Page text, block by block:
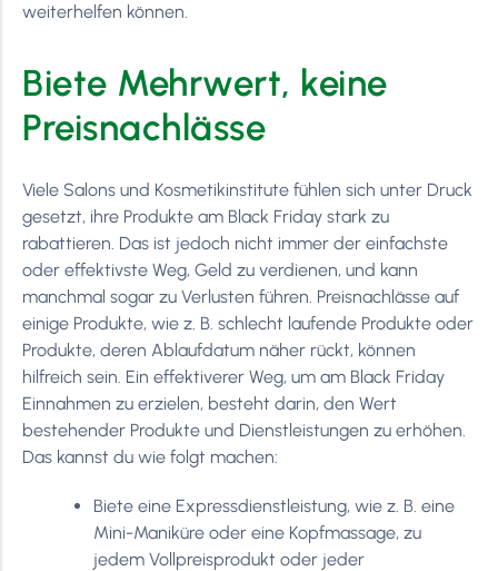
weiterhelfen können.
Biete Mehrwert, keine
Preisnachlässe
Viele Salons und Kosmetikinstitute fühlen sich unter Druck
gesetzt, ihre Produkte am Black Friday stark zu
rabattieren. Das ist jedoch nicht immer der einfachste
oder effektivste Weg, Geld zu verdienen, und kann
manchmal sogar zu Verlusten führen. Preisnachlässe auf
einige Produkte, wie z. B. schlecht laufende Produkte oder
Produkte, deren Ablaufdatum näher rückt, können
hilfreich sein. Ein effektiverer Weg, um am Black Friday
Einnahmen zu erzielen, besteht darin, den Wert
bestehender Produkte und Dienstleistungen zu erhöhen.
Das kannst du wie folgt machen:
Biete eine Expressdienstleistung, wie z. B. eine
Mini-Maniküre oder eine Kopfmassage, zu
jedem Vollpreisprodukt oder jeder